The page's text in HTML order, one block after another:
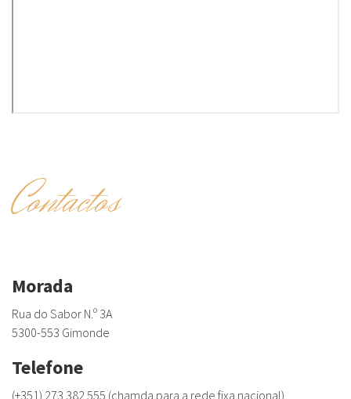
Contactos
Morada
Rua do Sabor N.º 3A
5300-553 Gimonde
Telefone
(+351) 273 382 555 (chamda para a rede fixa nacional)